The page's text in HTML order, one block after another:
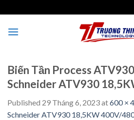
to
content
Biến Tần Process
Schneider ATV930
Published 29 Tháng 6, 2023at600 ×
Schneider ATV930 18,5KW 400V/